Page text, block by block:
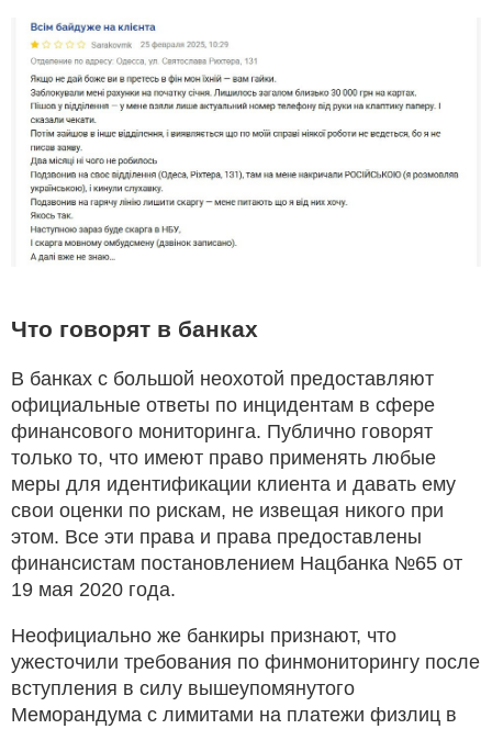
Что говорят в банках
В банках с большой неохотой предоставляют
официальные ответы по инцидентам в сфере
финансового мониторинга. Публично говорят
только то, что имеют право применять любые
меры для идентификации клиента и давать ему
свои оценки по рискам, не извещая никого при
этом. Все эти права и права предоставлены
финансистам постановлением Нацбанка №65 от
19 мая 2020 года.
Неофициально же банкиры признают, что
ужесточили требования по финмониторингу после
вступления в силу вышеупомянутого
Меморандума с лимитами на платежи физлиц в